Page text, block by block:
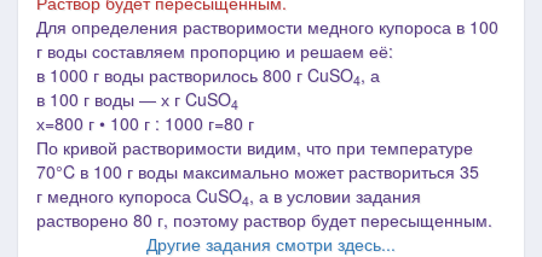
Для определения растворимости медного купороса в 100
г воды составляем пропорцию и решаем её:
в 1000 г воды растворилось 800 г CuSO4, а
в 100 г воды ― х г CuSO4
х=800 г • 100 г : 1000 г=80 г
По кривой растворимости видим, что при температуре
70°C в 100 г воды максимально может раствориться 35
г медного купороса CuSO4, а в условии задания
растворено 80 г, поэтому раствор будет пересыщенным.
Другие задания смотри здесь...